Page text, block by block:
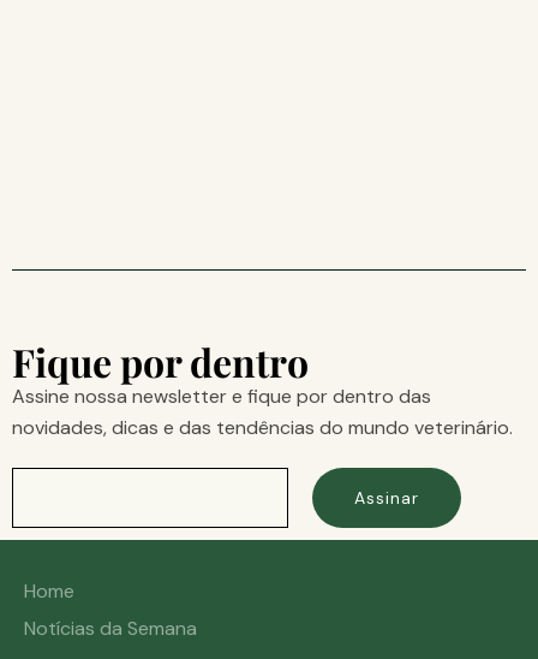
Fique por dentro
Assine nossa newsletter e fique por dentro das
novidades, dicas e das tendências do mundo veterinário.
Assinar
Home
Notícias da Semana